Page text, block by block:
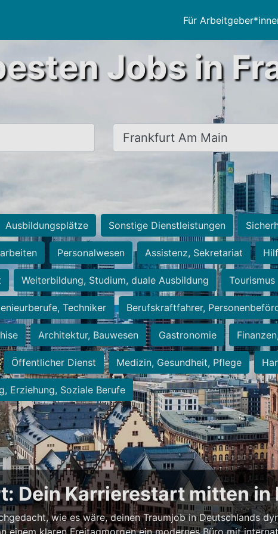
Für
Jobs in
Ort, Stadt
Ausbildungsplätze Sonstige Dienstleistungen
Personalwesen Assistenz, Sekretariat
Weiterbildung, Studium, duale Ausbildung Tourismus
Techniker Berufskraftfahrer,
Architektur, Bauwesen Gastronomie
Öffentlicher Dienst Medizin, Gesundheit, Pflege
Erziehung, Soziale Berufe
Dein Karrierestart mitten in
wie es wäre, deinen Traumjob in Deutschlands